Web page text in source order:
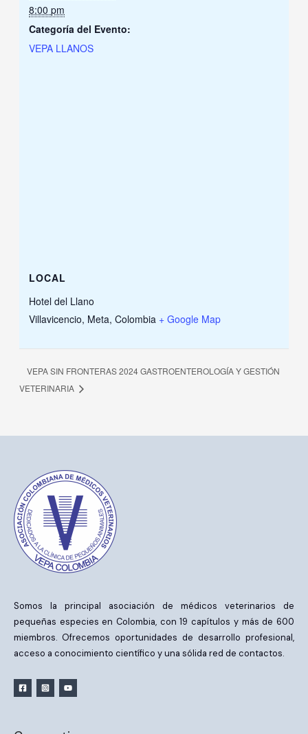
8:00 pm
Categoría del Evento:
VEPA LLANOS
LOCAL
Hotel del Llano
Villavicencio, Meta, Colombia + Google Map
VEPA SIN FRONTERAS 2024 GASTROENTEROLOGÍA Y GESTIÓN
VETERINARIA
Somos la principal asociación de médicos veterinarios de
pequeñas especies en Colombia, con 19 capítulos y más de 600
miembros. Ofrecemos oportunidades de desarrollo profesional,
acceso a conocimiento científico y una sólida red de contactos.